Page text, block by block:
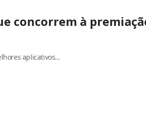
concorrem à
aplicativos…